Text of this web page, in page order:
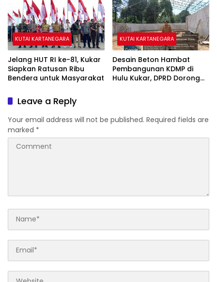
KUTAI KARTANEGARA
Jelang HUT RI ke-81, Kukar
Siapkan Ratusan Ribu
Bendera untuk Masyarakat
KUTAI KARTANEGARA
Desain Beton Hambat
Pembangunan KDMP di
Hulu Kukar, DPRD Dorong
Leave a Reply
Your email address will not be published. Required fields are
marked *